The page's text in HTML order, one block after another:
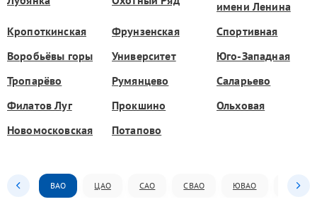
имени Ленина
Кропоткинская
Фрунзенская
Спортивная
Воробьёвы горы
Университет
Юго-Западная
Тропарёво
Румянцево
Саларьево
Филатов Луг
Прокшино
Ольховая
Новомосковская
Потапово
ВАО ЦАО САО СВАО ЮВАО ЮАО